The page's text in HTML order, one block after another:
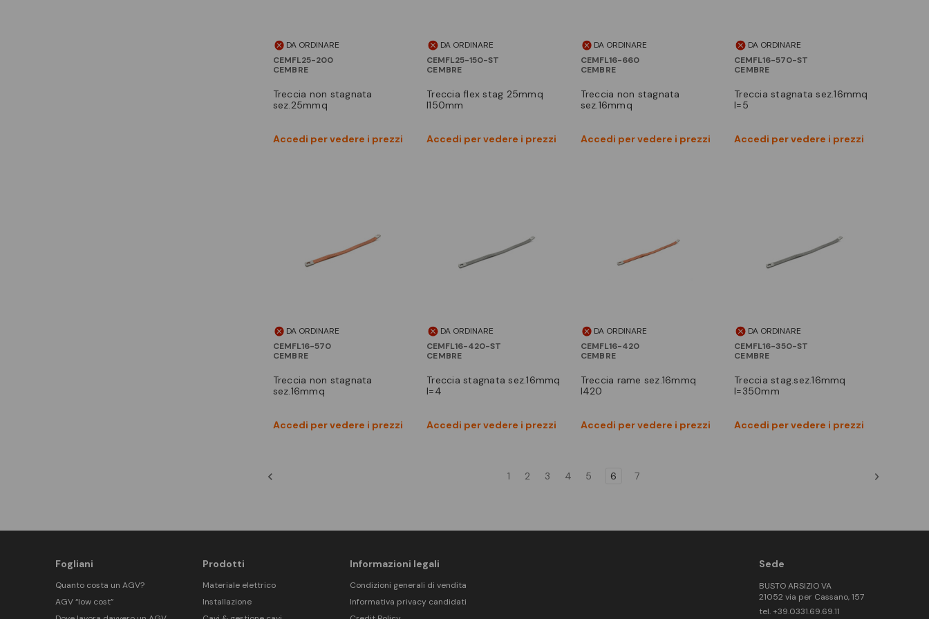
DA ORDINARE
CEMFL25-200
CEMBRE
treccia non stagnata
sez.25mmq
Accedi per vedere i prezzi
Vedi prodotto
Confronta
DA ORDINARE
CEMFL25-150-ST
CEMBRE
treccia flex stag 25mmq
l150mm
Accedi per vedere i prezzi
Vedi prodotto
Confronta
DA ORDINARE
CEMFL16-660
CEMBRE
treccia non stagnata
sez.16mmq
Accedi per vedere i prezzi
Vedi prodotto
Confronta
DA ORDINARE
CEMFL16-570-ST
CEMBRE
treccia stagnata sez.16mmq
l=5
Accedi per vedere i prezzi
Confronta
DA ORDINARE
CEMFL16-570
CEMBRE
treccia non stagnata
sez.16mmq
Accedi per vedere i prezzi
Vedi prodotto
Confronta
DA ORDINARE
CEMFL16-420-ST
CEMBRE
treccia stagnata sez.16mmq
l=4
Accedi per vedere i prezzi
Confronta
DA ORDINARE
CEMFL16-420
CEMBRE
treccia rame sez.16mmq
l420
Accedi per vedere i prezzi
Confronta
DA ORDINARE
CEMFL16-350-ST
CEMBRE
treccia stag.sez.16mmq
l=350mm
Accedi per vedere i prezzi
Vedi prodotto
Confronta
1 2 3 4 5 6 7
Fogliani
Quanto costa un AGV?
AGV “low cost”
Prodotti
Materiale elettrico
Installazione
Informazioni legali
Condizioni generali di vendita
Informativa privacy candidati
Sede
BUSTO ARSIZIO VA
21052 via per Cassano, 157
tel. +39.0331.69.69.11